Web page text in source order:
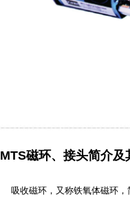
MTS磁环、接头简介及
吸收磁环，又称铁氧体磁环，